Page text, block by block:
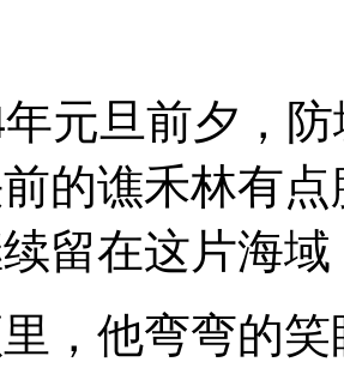
旦前夕，防
的谯禾林有
留在这片海
他弯弯的笑